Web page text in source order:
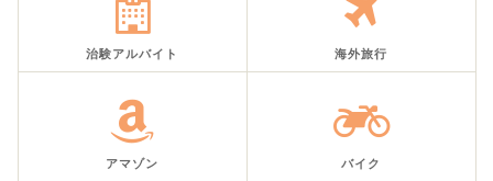
治験アルバイト 海外旅行
アマゾン バイク